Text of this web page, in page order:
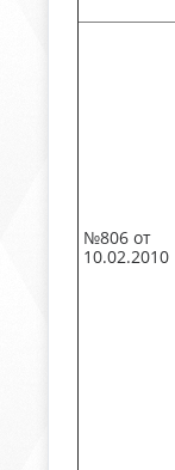
№806 от
10.02.2010